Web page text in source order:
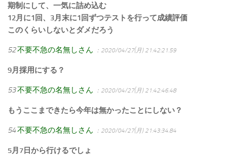
期制にして、一気に詰め込む
12月に1回、3月末に1回ずつテストを行って成績評価
このくらいしないとダメだろう
52不要不急の名無しさん ：2020/04/27(月) 21:42:21.59
9月採用にする？
53不要不急の名無しさん ：2020/04/27(月) 21:42:46.48
もうここまできたら今年は無かったことにしない？
54不要不急の名無しさん ：2020/04/27(月) 21:43:34.84
5月7日から行けるでしょ